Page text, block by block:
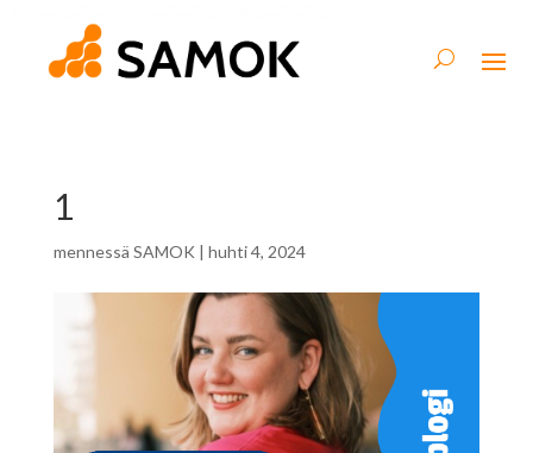
1
mennessä SAMOK | huhti 4, 2024